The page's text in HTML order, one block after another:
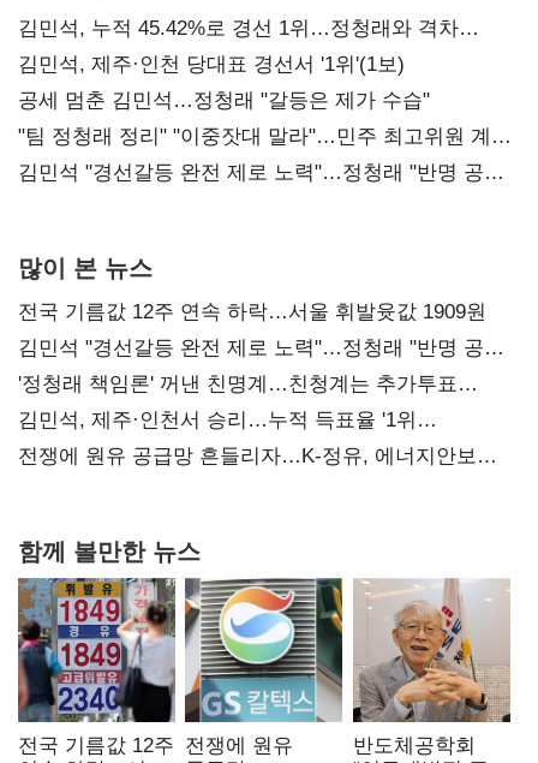
김민석, 누적 45.42%로 경선 1위…정청래와 격차
0.86%p(2보)
김민석, 제주·인천 당대표 경선서 '1위'(1보)
공세 멈춘 김민석…정청래 "갈등은 제가 수습"
"팀 정청래 정리" "이중잣대 말라"…민주 최고위원 계파
다툼 격화
김민석 "경선갈등 완전 제로 노력"…정청래 "반명 공세
많이 본 뉴스
전국 기름값 12주 연속 하락…서울 휘발윳값 1909원
김민석 "경선갈등 완전 제로 노력"…정청래 "반명 공세
사과부터"
'정청래 책임론' 꺼낸 친명계…친청계는 추가투표
때리기
김민석, 제주·인천서 승리…누적 득표율 '1위
탈환'(종합)
전쟁에 원유 공급망 흔들리자…K-정유, 에너지안보
함께 볼만한 뉴스
전국 기름값 12주 전쟁에 원유
반도체공학회